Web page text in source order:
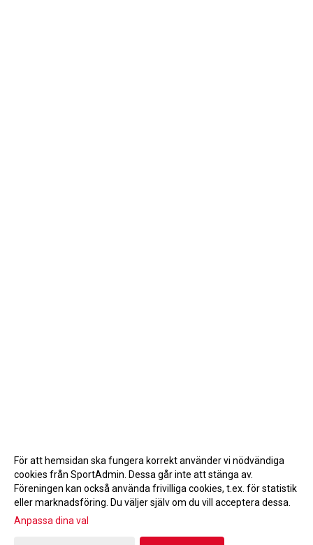
Gå till Webbversion
För att hemsidan ska fungera korrekt använder vi nödvändiga
cookies från SportAdmin. Dessa går inte att stänga av.
Föreningen kan också använda frivilliga cookies, t.ex. för statistik
eller marknadsföring. Du väljer själv om du vill acceptera dessa.
Anpassa dina val